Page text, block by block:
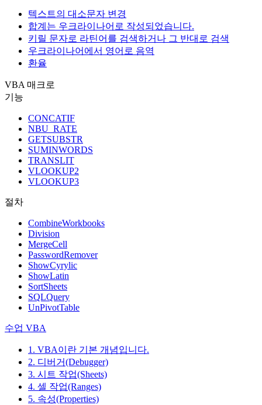
텍스트의 대소문자 변경
합계는 우크라이나어로 작성되었습니다.
키릴 문자로 라틴어를 검색하거나 그 반대로 검색
우크라이나어에서 영어로 음역
환율
VBA 매크로
기능
CONCATIF
NBU_RATE
GETSUBSTR
SUMINWORDS
TRANSLIT
VLOOKUP2
VLOOKUP3
절차
CombineWorkbooks
Division
MergeCell
PasswordRemover
ShowCyrylic
ShowLatin
SortSheets
SQLQuery
UnPivotTable
수업 VBA
1. VBA이란 기본 개념입니다.
2. 디버거(Debugger)
3. 시트 작업(Sheets)
4. 셀 작업(Ranges)
5. 속성(Properties)